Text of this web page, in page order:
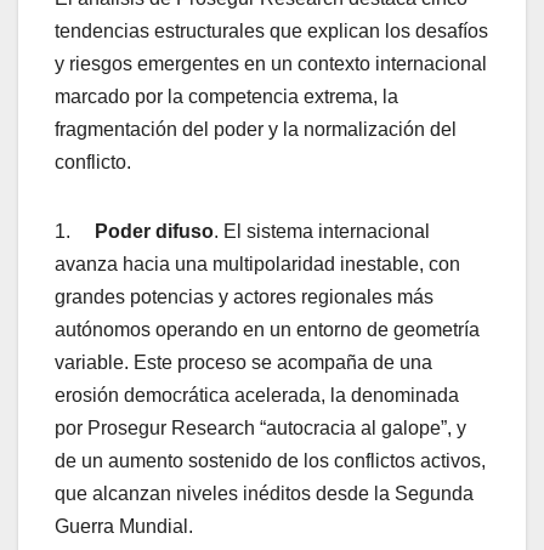
tendencias estructurales que explican los desafíos
y riesgos emergentes en un contexto internacional
marcado por la competencia extrema, la
fragmentación del poder y la normalización del
conflicto.
1. Poder difuso. El sistema internacional
avanza hacia una multipolaridad inestable, con
grandes potencias y actores regionales más
autónomos operando en un entorno de geometría
variable. Este proceso se acompaña de una
erosión democrática acelerada, la denominada
por Prosegur Research “autocracia al galope”, y
de un aumento sostenido de los conflictos activos,
que alcanzan niveles inéditos desde la Segunda
Guerra Mundial.